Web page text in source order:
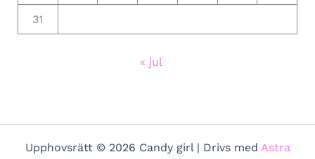
31
« jul
Upphovsrätt © 2026 Candy girl | Drivs med Astra